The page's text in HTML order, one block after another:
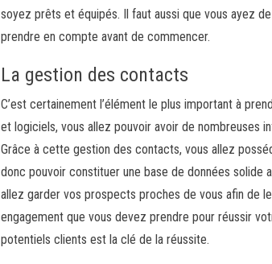
soyez prêts et équipés. Il faut aussi que vous ayez
prendre en compte avant de commencer.
La gestion des contacts
C’est certainement l’élément le plus important à
et logiciels, vous allez pouvoir avoir de nombreuses
Grâce à cette gestion des contacts, vous allez
donc pouvoir constituer une base de données solide
allez garder vos prospects proches de vous afin de
engagement que vous devez prendre pour réussir
potentiels clients est la clé de la réussite.